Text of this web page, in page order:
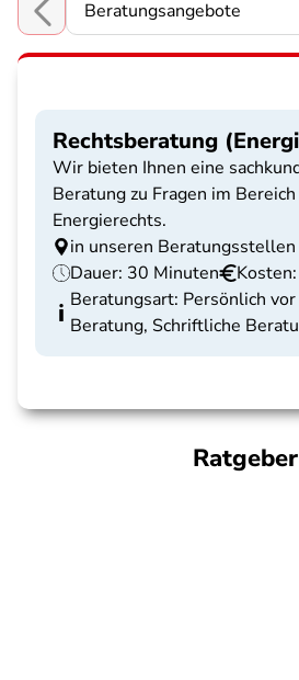
Choose a section
Rechtsberatung
Wir bieten Ihnen eine
Beratung zu Fragen im
Energierechts.
in unseren Beratungsstellen
Dauer: 30 Minuten
Beratungsart: Persönlich
Beratung, Schriftliche
Ratgeber